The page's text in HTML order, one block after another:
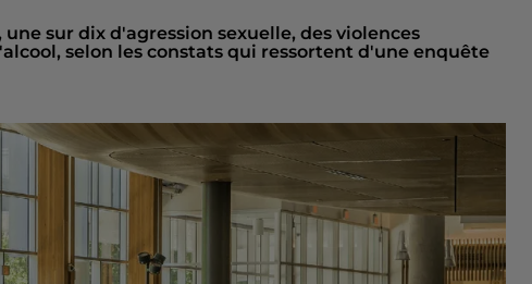
sur dix d'agression sexuelle, des violences
selon les constats qui ressortent d'une enquête